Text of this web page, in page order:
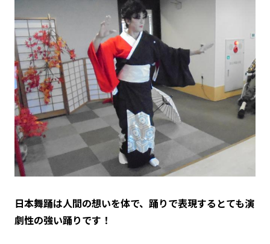
日本舞踊は人間の想いを体で、踊りで表現するとても演
劇性の強い踊りです！